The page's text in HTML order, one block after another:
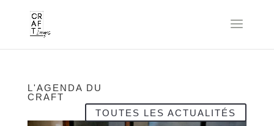
L'AGENDA DU
CRAFT
TOUTES LES ACTUALITÉS